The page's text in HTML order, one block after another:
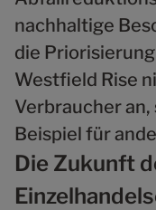
nachhaltige
die
Westfield Rise
Verbraucher
Beispiel für
Die Zukunft